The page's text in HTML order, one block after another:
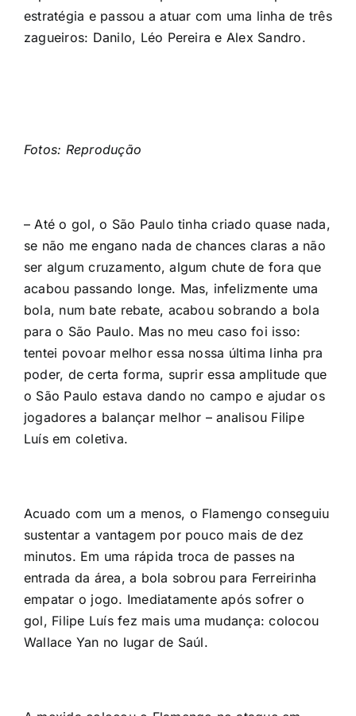
estratégia e passou a atuar com uma linha de três
zagueiros: Danilo, Léo Pereira e Alex Sandro.
Fotos: Reprodução
– Até o gol, o São Paulo tinha criado quase nada,
se não me engano nada de chances claras a não
ser algum cruzamento, algum chute de fora que
acabou passando longe. Mas, infelizmente uma
bola, num bate rebate, acabou sobrando a bola
para o São Paulo. Mas no meu caso foi isso:
tentei povoar melhor essa nossa última linha pra
poder, de certa forma, suprir essa amplitude que
o São Paulo estava dando no campo e ajudar os
jogadores a balançar melhor – analisou Filipe
Luís em coletiva.
Acuado com um a menos, o Flamengo conseguiu
sustentar a vantagem por pouco mais de dez
minutos. Em uma rápida troca de passes na
entrada da área, a bola sobrou para Ferreirinha
empatar o jogo. Imediatamente após sofrer o
gol, Filipe Luís fez mais uma mudança: colocou
Wallace Yan no lugar de Saúl.